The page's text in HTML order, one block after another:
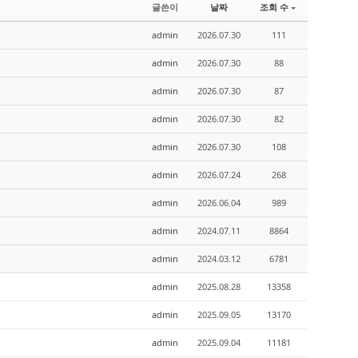
글쓴이 날짜 조회 수
admin 2026.07.30 111
admin 2026.07.30 88
admin 2026.07.30 87
admin 2026.07.30 82
admin 2026.07.30 108
admin 2026.07.24 268
admin 2026.06.04 989
admin 2024.07.11 8864
admin 2024.03.12 6781
admin 2025.08.28 13358
admin 2025.09.05 13170
admin 2025.09.04 11181